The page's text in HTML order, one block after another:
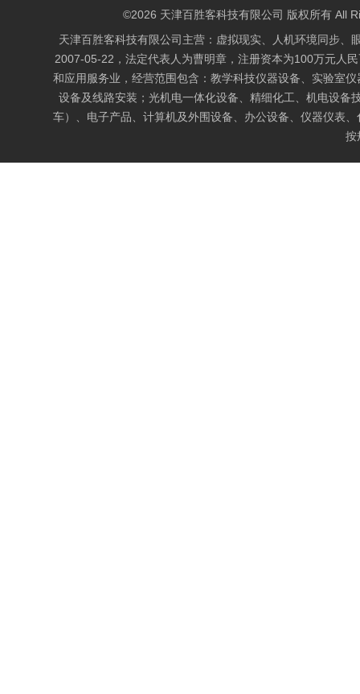
©2026 天津百胜客科技有限公司 版权所有 All
天津百胜客科技有限公司主营：虚拟现实、人机环境同步
2007-05-22，法定代表人为曹明章，注册资本为100万元人
和应用服务业，经营范围包含：教学科技仪器设备、实验室
设备及线路安装；光机电一体化设备、精细化工、机电设
车）、电子产品、计算机及外围设备、办公设备、仪器仪表
按